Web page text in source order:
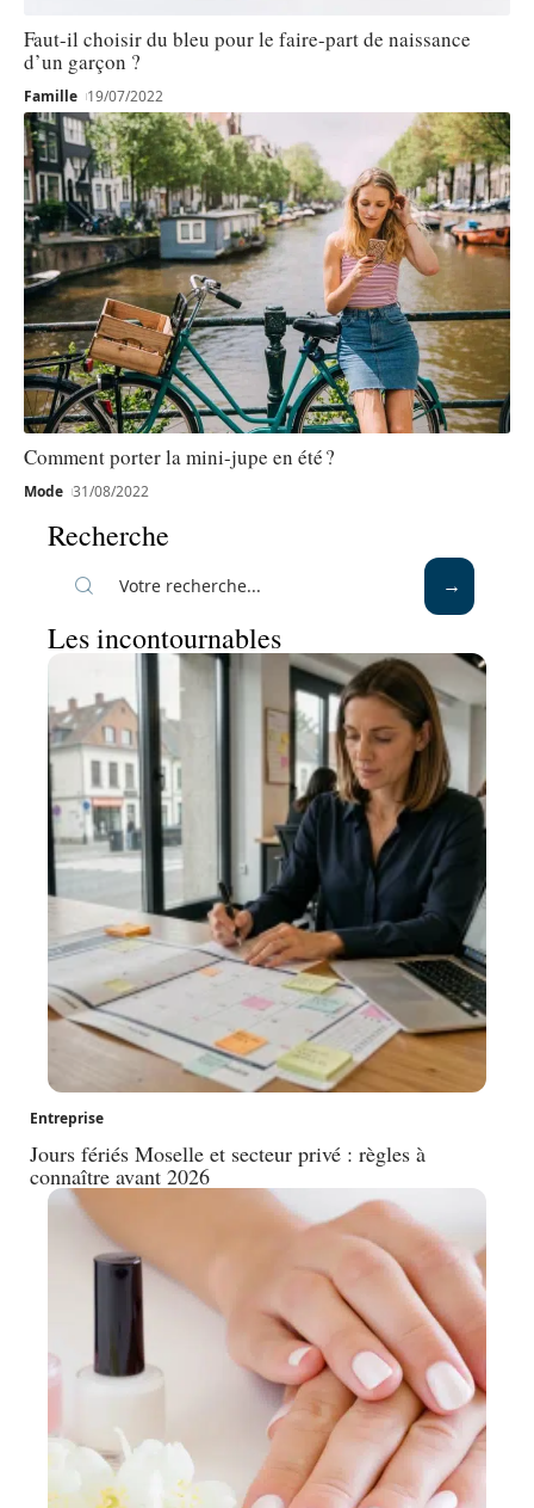
Faut-il choisir du bleu pour le faire-part de naissance
d’un garçon ?
Famille 19/07/2022
Comment porter la mini-jupe en été ?
Mode 31/08/2022
Recherche
Les incontournables
Entreprise
Jours fériés Moselle et secteur privé : règles à
connaître avant 2026